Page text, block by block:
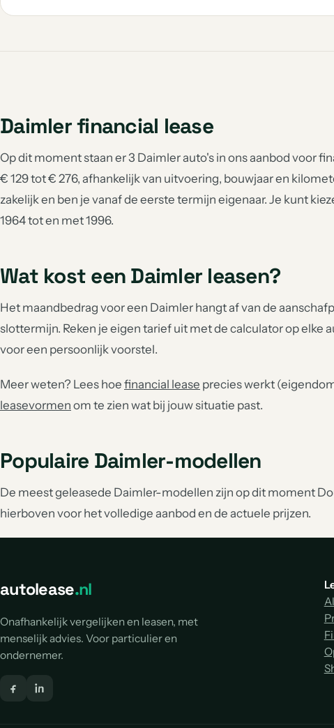
Daimler financial lease
Op dit moment staan er 3 Daimler auto's in ons aanbod voor
€ 129 tot € 276, afhankelijk van uitvoering, bouwjaar en
zakelijk en ben je vanaf de eerste termijn eigenaar. Je kunt
1964 tot en met 1996.
Wat kost een Daimler leasen?
Het maandbedrag voor een Daimler hangt af van de
slottermijn. Reken je eigen tarief uit met de calculator op elke
voor een persoonlijk voorstel.
Meer weten? Lees hoe financial lease precies werkt
leasevormen om te zien wat bij jouw situatie past.
Populaire Daimler-modellen
De meest geleasede Daimler-modellen zijn op dit moment
hierboven voor het volledige aanbod en de actuele prijzen.
autolease.nl
Onafhankelijk vergelijken en leasen, met
menselijk advies. Voor particulier en
ondernemer.